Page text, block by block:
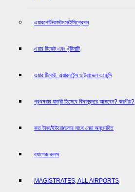
এয়ারপোর্ট/কাস্টমস/ইমিগ্রেশন
এয়ার টিকেট এবং খুঁটিনাটি
এয়ার টিকেট, এয়ারলাইন্স ও ট্রাভেল এজেন্সি
প্রথমবার যাত্রী হিসেবে বিমানবন্দরে আসবেন? করণীয়?
কত টাকা/ইউরো/ডলার সাথে নেয়া অনুমোদিত
ব্যাগেজ রুলস
MAGISTRATES, ALL AIRPORTS